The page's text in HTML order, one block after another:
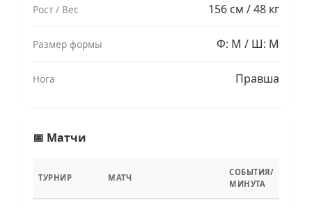
Рост / Вес 156 см / 48 кг
Размер формы Ф: M / Ш: M
Нога Правша
📅 Матчи
ТУРНИР МАТЧ
СОБЫТИЯ/
МИНУТА